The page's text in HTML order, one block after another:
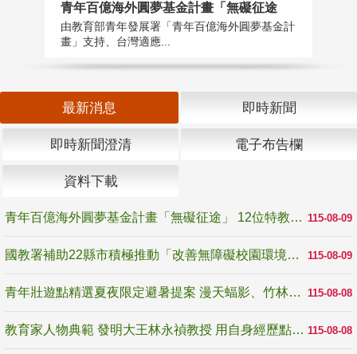
青年百億海外圓夢基金計畫「無礙征途
由教育部青年發展署「青年百億海外圓夢基金計
畫」支持、台灣適應...
最新消息 即時新聞
即時新聞澄清 電子布告欄
資料下載
115-08-09
青年百億海外圓夢基金計畫「無礙征途」 12位特教與弱勢青年勇闖西班牙 跨越感官限制見證生命蛻變
115-08-09
國教署補助22縣市積極推動「改善無障礙校園環境計畫」 打造友善、安全、無礙學習空間
115-08-08
青年壯遊點精選夏夜限定避暑提案 漫天蝠影、竹林尋蛙、茶香夜觀 邀青年暮色出發
115-08-08
教育家人物典範 發明大王林永禎教授 用自身經歷點亮學生的路